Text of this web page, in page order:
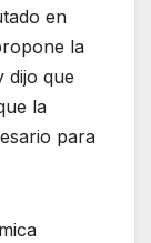
en
la
dijo que
la
para